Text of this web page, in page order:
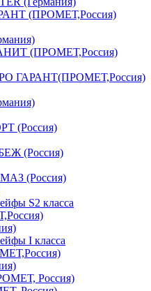
(ПРОМЕТ,Россия)
(ПРОМЕТ,Россия)
ГАРАНТ(ПРОМЕТ,Россия)
(Россия)
(Россия)
(Россия)
S2 класса
I класса
Россия)